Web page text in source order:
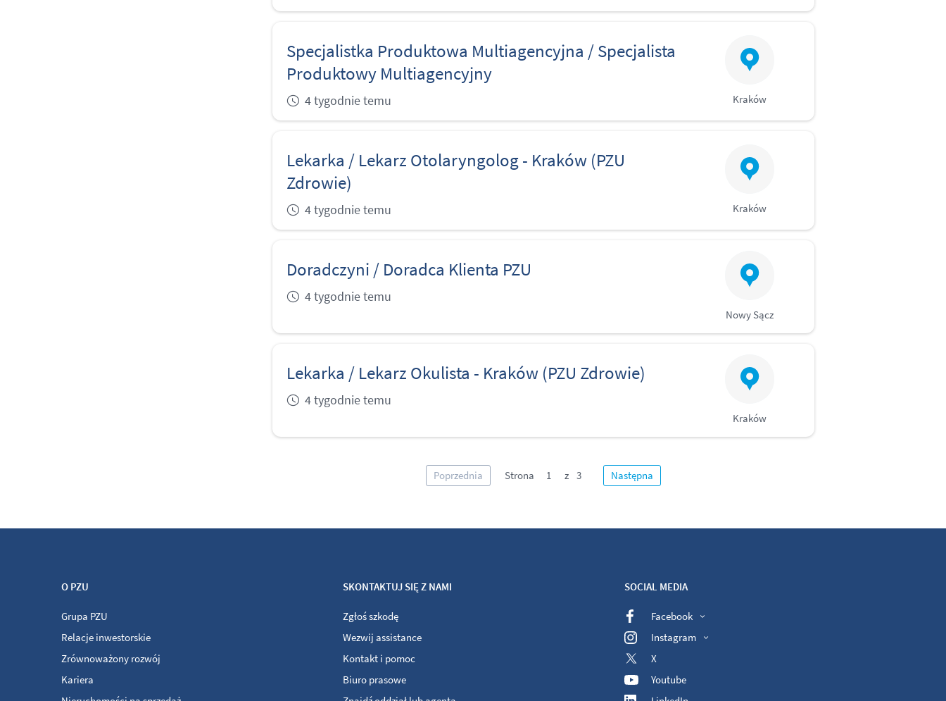
Specjalistka Produktowa Multiagencyjna / Specjalista
Produktowy Multiagencyjny
4 tygodnie temu Kraków
Lekarka / Lekarz Otolaryngolog - Kraków (PZU
Zdrowie)
4 tygodnie temu Kraków
Doradczyni / Doradca Klienta PZU
4 tygodnie temu
Nowy Sącz
Lekarka / Lekarz Okulista - Kraków (PZU Zdrowie)
4 tygodnie temu
Kraków
Strona
Poprzednia 1 Następna
O PZU
Grupa PZU
Relacje inwestorskie
Zrównoważony rozwój
Kariera
SKONTAKTUJ SIĘ Z NAMI
Zgłoś szkodę
Wezwij assistance
Kontakt i pomoc
Biuro prasowe
SOCIAL MEDIA
Facebook
Instagram
X
Youtube